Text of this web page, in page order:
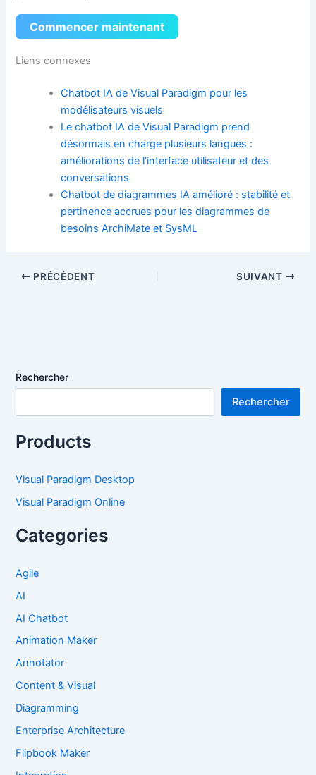
Commencer maintenant
Liens connexes
Chatbot IA de Visual Paradigm pour les
modélisateurs visuels
Le chatbot IA de Visual Paradigm prend
désormais en charge plusieurs langues :
améliorations de l’interface utilisateur et des
conversations
Chatbot de diagrammes IA amélioré : stabilité et
pertinence accrues pour les diagrammes de
besoins ArchiMate et SysML
PRÉCÉDENT SUIVANT
Rechercher
Rechercher
Products
Visual Paradigm Desktop
Visual Paradigm Online
Categories
Agile
AI
AI Chatbot
Animation Maker
Annotator
Content & Visual
Diagramming
Enterprise Architecture
Flipbook Maker